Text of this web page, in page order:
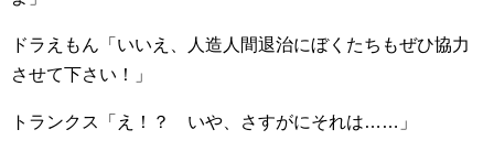
ドラえもん「いいえ、人造人間退治にぼくたちもぜひ協力
させて下さい！」
トランクス「え！？ いや、さすがにそれは……」